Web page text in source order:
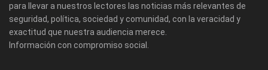
para llevar a nuestros lectores las noticias más relevantes de
seguridad, política, sociedad y comunidad, con la veracidad y
exactitud que nuestra audiencia merece.
Información con compromiso social.